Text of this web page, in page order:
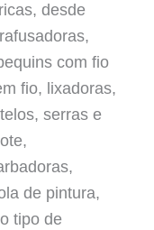
desde
com fio
fio, lixadoras,
serras e
de pintura,
tipo de